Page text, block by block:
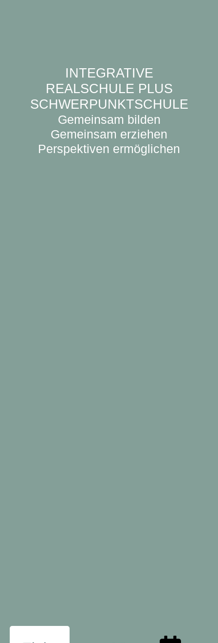
INTEGRATIVE
REALSCHULE PLUS
SCHWERPUNKTSCHULE
Gemeinsam bilden
Gemeinsam erziehen
Perspektiven ermöglichen